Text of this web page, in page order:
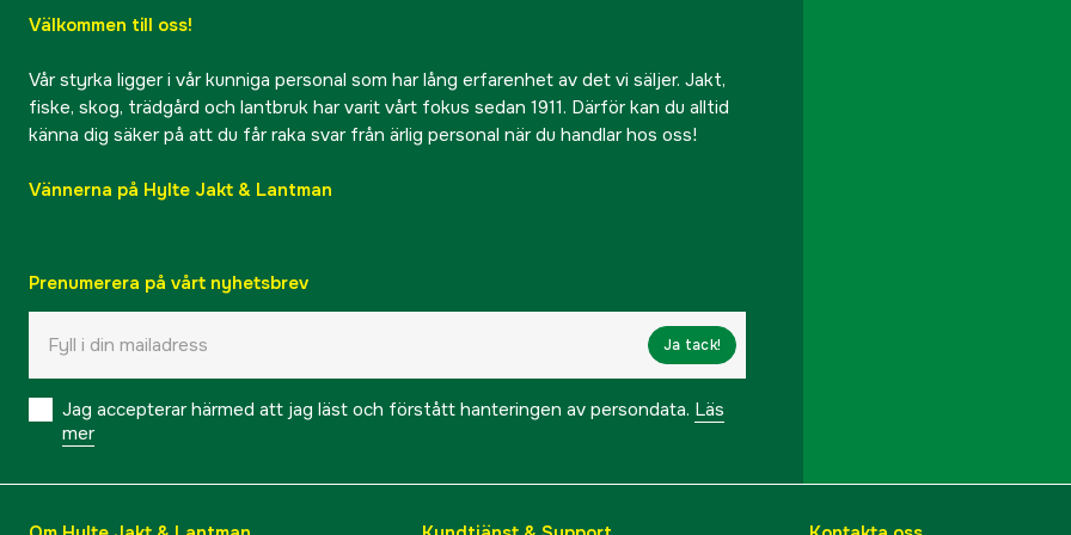
Välkommen till oss!
Vår styrka ligger i vår kunniga personal som har lång erfarenhet av det vi säljer. Jakt,
fiske, skog, trädgård och lantbruk har varit vårt fokus sedan 1911. Därför kan du alltid
känna dig säker på att du får raka svar från ärlig personal när du handlar hos oss!
Vännerna på Hylte Jakt & Lantman
Prenumerera på vårt nyhetsbrev
Ja tack!
Jag accepterar härmed att jag läst och förstått hanteringen av persondata. Läs
mer